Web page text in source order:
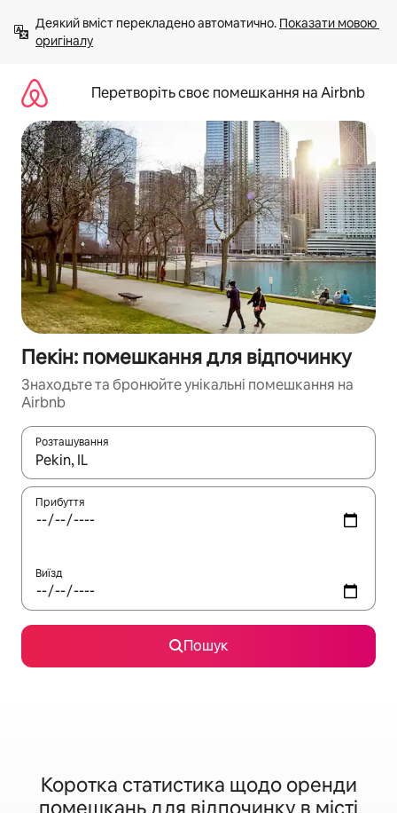
вмісту
Деякий вміст перекладено автоматично. Показати мовою
оригіналу
Перетворіть своє помешкання на Airbnb
Пекін: помешкання для відпочинку
Знаходьте та бронюйте унікальні помешкання на
Airbnb
Розташування
Отримавши результати пошуку, використовуйте для
Прибуття
Виїзд
Пошук
Коротка статистика щодо оренди